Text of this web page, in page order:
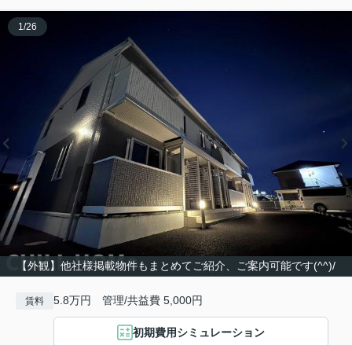
【外観】他社様掲載物件もまとめてご紹介、ご案内可能です(^^)/
1/26
賃料 5.8万円 管理/共益費 5,000円
初期費用シミュレーション